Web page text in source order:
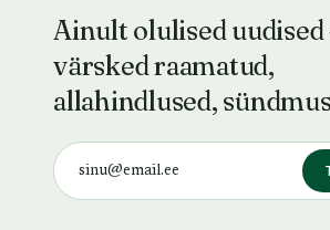
Ainult olulised
värsked raamatud,
allahindlused,